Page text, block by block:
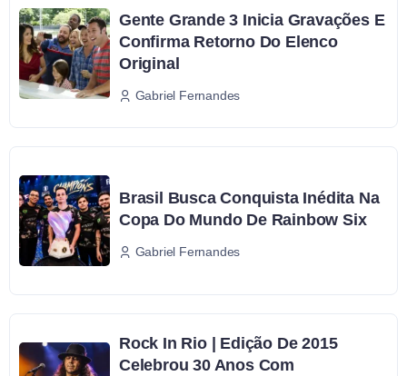
Gente Grande 3 Inicia Gravações E
Confirma Retorno Do Elenco
Original
Gabriel Fernandes
Brasil Busca Conquista Inédita Na
Copa Do Mundo De Rainbow Six
Gabriel Fernandes
Rock In Rio | Edição De 2015
Celebrou 30 Anos Com